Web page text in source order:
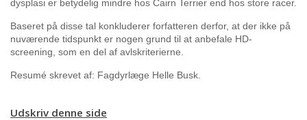
dysplasi er betydelig mindre hos Cairn Terrier end hos store racer.
Baseret på disse tal konkluderer forfatteren derfor, at der ikke på
nuværende tidspunkt er nogen grund til at anbefale HD-
screening, som en del af avlskriterierne.
Resumé skrevet af: Fagdyrlæge Helle Busk.
Udskriv denne side